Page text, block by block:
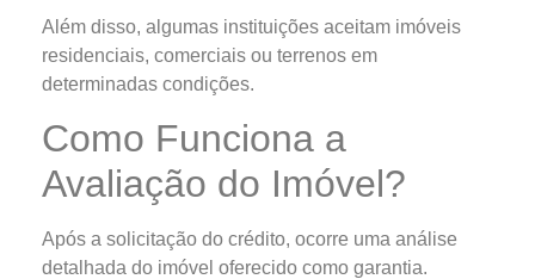
Além disso, algumas instituições aceitam imóveis
residenciais, comerciais ou terrenos em
determinadas condições.
Como Funciona a
Avaliação do Imóvel?
Após a solicitação do crédito, ocorre uma análise
detalhada do imóvel oferecido como garantia.